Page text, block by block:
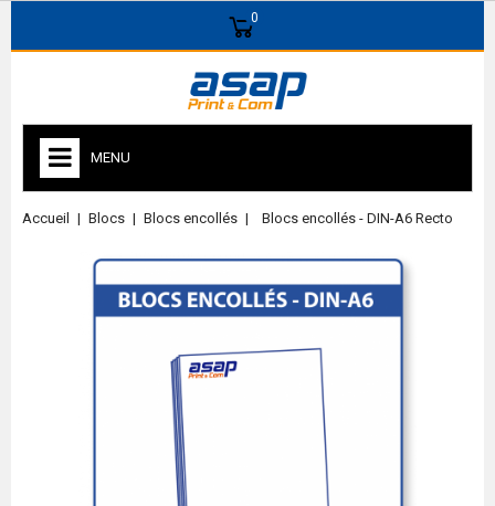
0
MENU
Accueil Blocs Blocs encollés Blocs encollés - DIN-A6 Recto